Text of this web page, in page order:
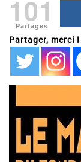
101
Partages
Partager, merci !